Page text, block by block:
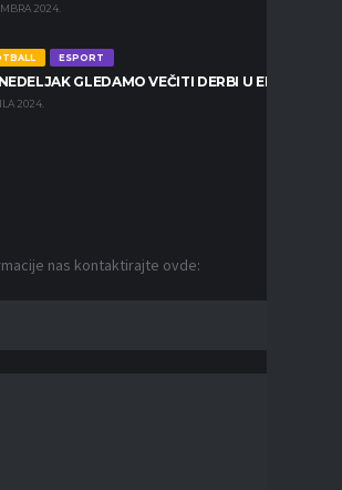
2024.
ESPORT
GLEDAMO VEČITI DERBI U EPC LIGI
2024.
nas kontaktirajte ovde: